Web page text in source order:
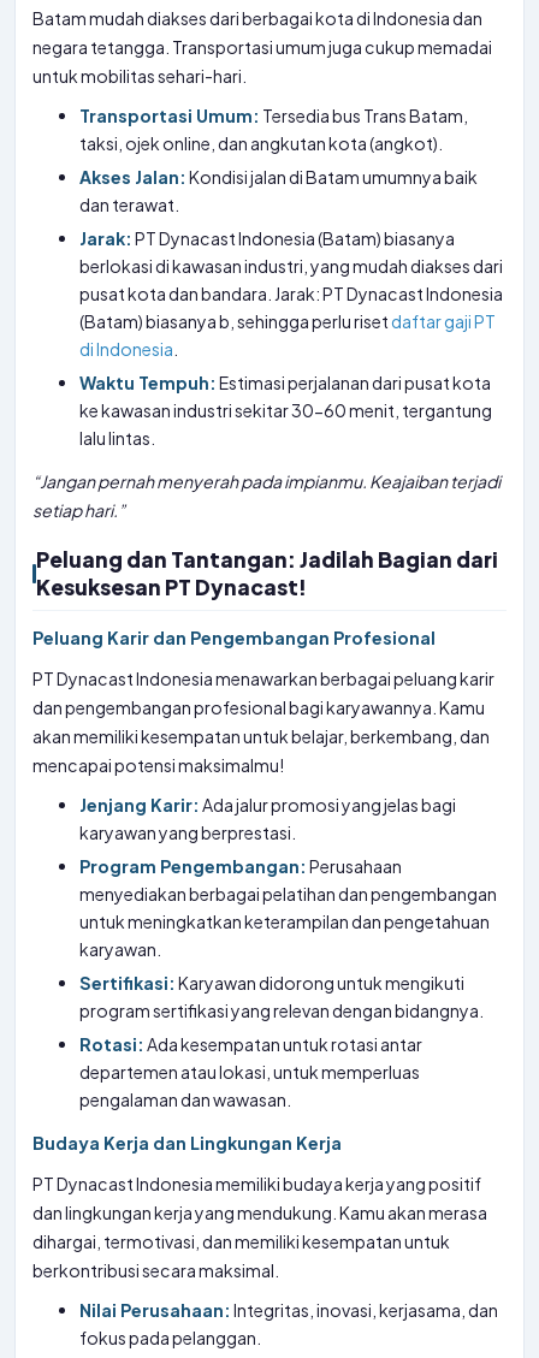
Batam mudah diakses dari berbagai kota di Indonesia dan
negara tetangga. Transportasi umum juga cukup memadai
untuk mobilitas sehari-hari.
Transportasi Umum: Tersedia bus Trans Batam,
taksi, ojek online, dan angkutan kota (angkot).
Akses Jalan: Kondisi jalan di Batam umumnya baik
dan terawat.
Jarak: PT Dynacast Indonesia (Batam) biasanya
berlokasi di kawasan industri, yang mudah diakses dari
pusat kota dan bandara. Jarak: PT Dynacast Indonesia
(Batam) biasanya b, sehingga perlu riset daftar gaji PT
di Indonesia
Waktu Tempuh: Estimasi perjalanan dari pusat kota
ke kawasan industri sekitar 30-60 menit, tergantung
lalu lintas.
“Jangan pernah menyerah pada impianmu. Keajaiban terjadi
setiap hari.”
Peluang dan Tantangan: Jadilah Bagian dari
Kesuksesan PT Dynacast!
Peluang Karir dan Pengembangan Profesional
PT Dynacast Indonesia menawarkan berbagai peluang karir
dan pengembangan profesional bagi karyawannya. Kamu
akan memiliki kesempatan untuk belajar, berkembang, dan
mencapai potensi maksimalmu!
Jenjang Karir: Ada jalur promosi yang jelas bagi
karyawan yang berprestasi.
Program Pengembangan: Perusahaan
menyediakan berbagai pelatihan dan pengembangan
untuk meningkatkan keterampilan dan pengetahuan
karyawan.
Sertifikasi: Karyawan didorong untuk mengikuti
program sertifikasi yang relevan dengan bidangnya.
Rotasi: Ada kesempatan untuk rotasi antar
departemen atau lokasi, untuk memperluas
pengalaman dan wawasan.
Budaya Kerja dan Lingkungan Kerja
PT Dynacast Indonesia memiliki budaya kerja yang positif
dan lingkungan kerja yang mendukung. Kamu akan merasa
dihargai, termotivasi, dan memiliki kesempatan untuk
berkontribusi secara maksimal.
Nilai Perusahaan: Integritas, inovasi, kerjasama, dan
fokus pada pelanggan.